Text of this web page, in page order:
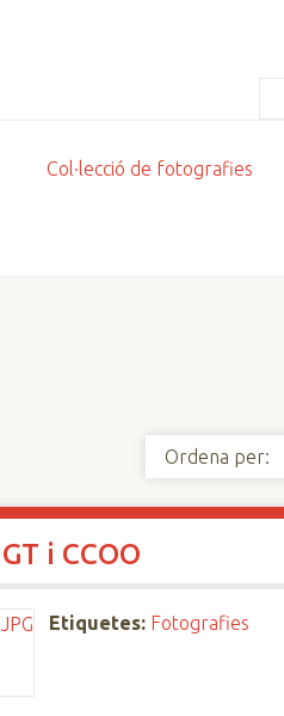
Col·lecció de fotografies
Ordena per:
i CCOO
Etiquetes: Fotografies